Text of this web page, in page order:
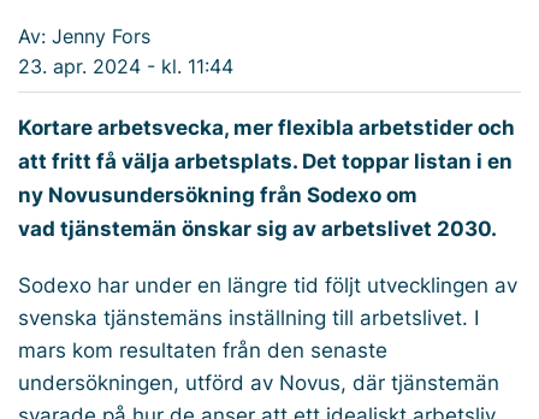
Av: Jenny Fors
23. apr. 2024 - kl. 11:44
Kortare arbetsvecka, mer flexibla arbetstider och
att fritt få välja arbetsplats. Det toppar listan i en
ny Novusundersökning från Sodexo om
vad tjänstemän önskar sig av arbetslivet 2030.
Sodexo har under en längre tid följt utvecklingen av
svenska tjänstemäns inställning till arbetslivet. I
mars kom resultaten från den senaste
undersökningen, utförd av Novus, där tjänstemän